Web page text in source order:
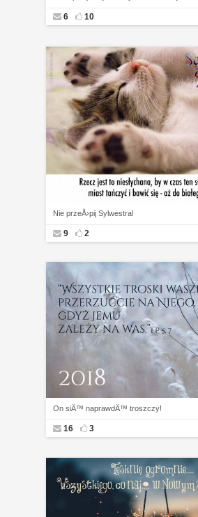
6 10
Nie przeÅ›pij Sylwestra!
9 2
On siÄ™ naprawdÄ™ troszczy!
16 3